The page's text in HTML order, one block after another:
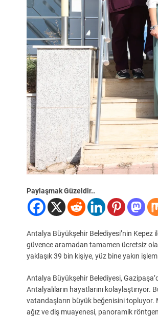
Paylaşmak Güzeldir..
Antalya Büyükşehir Belediyesi’nin Kepez
güvence aramadan tamamen ücretsiz
yaklaşık 39 bin kişiye, yüz bine yakın
Antalya Büyükşehir Belediyesi,
Antalyalıların hayatlarını kolaylaştırıyor.
vatandaşların büyük beğenisini
ağız ve diş muayenesi, panoramik